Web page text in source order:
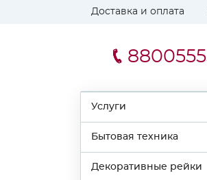
Доставка и оплата
Услуги
Бытовая техника
Декоративные рейки